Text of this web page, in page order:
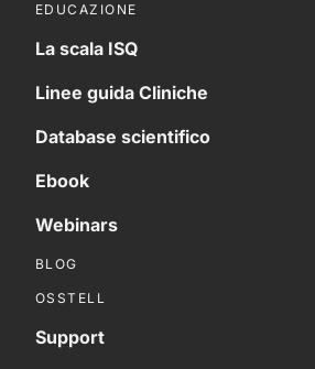
EDUCAZIONE
La scala ISQ
Linee guida Cliniche
Database scientifico
Ebook
Webinars
BLOG
OSSTELL
Support